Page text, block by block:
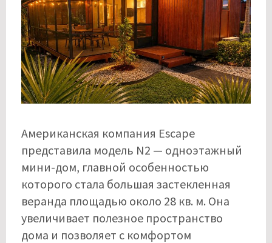
Американская компания Escape
представила модель N2 — одноэтажный
мини-дом, главной особенностью
которого стала большая застекленная
веранда площадью около 28 кв. м. Она
увеличивает полезное пространство
дома и позволяет с комфортом